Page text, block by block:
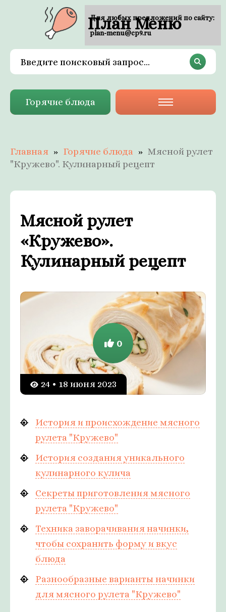
План Меню
Горячие блюда
Главная Горячие блюда
Мясной рулет
"Кружево". Кулинарный рецепт
Мясной рулет
«Кружево».
Кулинарный рецепт
24 • 18 июня 2023
0
История и происхождение мясного
рулета "Кружево"
История создания уникального
кулинарного кулича
Секреты приготовления мясного
рулета "Кружево"
Техника заворачивания начинки,
чтобы сохранить форму и вкус
блюда
Разнообразные варианты начинки
для мясного рулета "Кружево"
Для любых предложений по сайту:
plan-menu@cp9.ru